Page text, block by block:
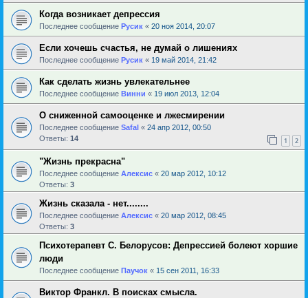
Когда возникает депрессия
Последнее сообщение Русик « 20 ноя 2014, 20:07
Если хочешь счастья, не думай о лишениях
Последнее сообщение Русик « 19 май 2014, 21:42
Как сделать жизнь увлекательнее
Последнее сообщение Винни « 19 июл 2013, 12:04
О сниженной самооценке и лжесмирении
Последнее сообщение Safal « 24 апр 2012, 00:50
Ответы: 14 1 2
"Жизнь прекрасна"
Последнее сообщение Алексис « 20 мар 2012, 10:12
Ответы: 3
Жизнь сказала - нет........
Последнее сообщение Алексис « 20 мар 2012, 08:45
Ответы: 3
Психотерапевт С. Белорусов: Депрессией болеют хоршие
люди
Последнее сообщение Паучок « 15 сен 2011, 16:33
Виктор Франкл. В поисках смысла.